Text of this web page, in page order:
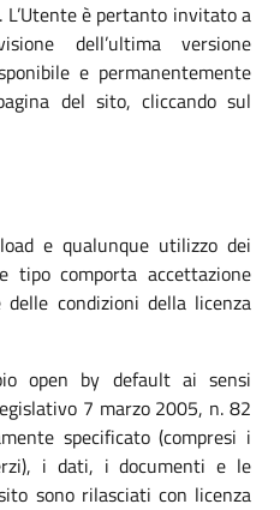
L’Utente è pertanto invitato a
dell’ultima versione
e permanentemente
del sito, cliccando sul
e qualunque utilizzo dei
tipo comporta accettazione
condizioni della licenza
open by default ai sensi
7 marzo 2005, n. 82
specificato (compresi i
i dati, i documenti e le
sono rilasciati con licenza